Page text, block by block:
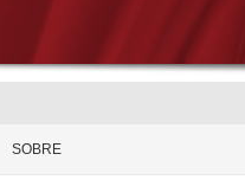
SOBRE